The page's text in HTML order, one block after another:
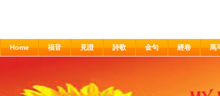
Home 福音 見證 詩歌 金句 經卷 馬